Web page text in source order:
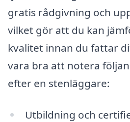
gratis rådgivning och
vilket gör att du kan
kvalitet innan du fattar
vara bra att notera
efter en stenläggare:
Utbildning och